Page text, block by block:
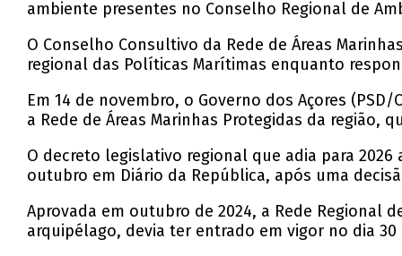
ambiente presentes no Conselho Regional de
O Conselho Consultivo da Rede de Áreas
regional das Políticas Marítimas enquanto
Em 14 de novembro, o Governo dos Açores
a Rede de Áreas Marinhas Protegidas da região,
O decreto legislativo regional que adia para
outubro em Diário da República, após uma
Aprovada em outubro de 2024, a Rede Regional
arquipélago, devia ter entrado em vigor no dia